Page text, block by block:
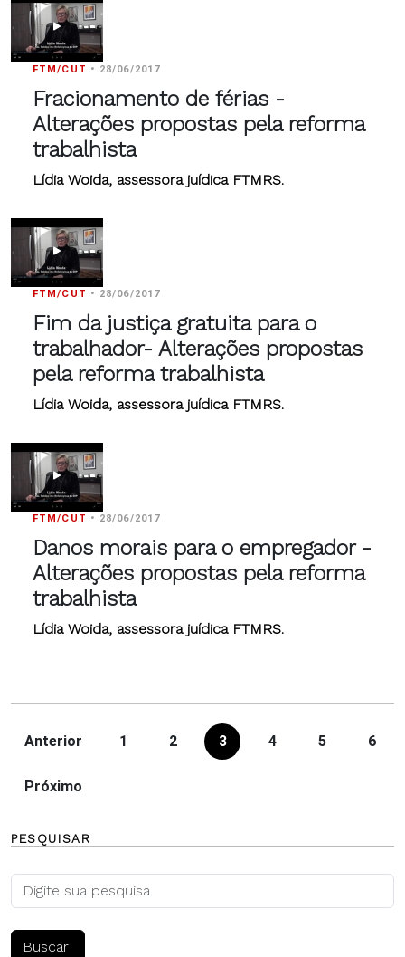
FTM/CUT • 28/06/2017
Fracionamento de férias -
Alterações propostas pela reforma
trabalhista
Lídia Woida, assessora juídica FTMRS.
FTM/CUT • 28/06/2017
Fim da justiça gratuita para o
trabalhador- Alterações propostas
pela reforma trabalhista
Lídia Woida, assessora juídica FTMRS.
FTM/CUT • 28/06/2017
Danos morais para o empregador -
Alterações propostas pela reforma
trabalhista
Lídia Woida, assessora juídica FTMRS.
Anterior 1 2 3 4 5 6
Próximo
PESQUISAR